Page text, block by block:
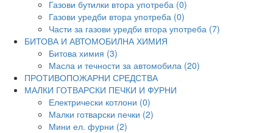
Газови бутилки втора употреба (0)
Газови уредби втора употреба (0)
Части за газови уредби втора употреба (7)
БИТОВА И АВТОМОБИЛНА ХИМИЯ
Битова химия (3)
Масла и течности за автомобила (20)
ПРОТИВОПОЖАРНИ СРЕДСТВА
МАЛКИ ГОТВАРСКИ ПЕЧКИ И ФУРНИ
Електрически котлони (0)
Малки готварски печки (2)
Мини ел. фурни (2)